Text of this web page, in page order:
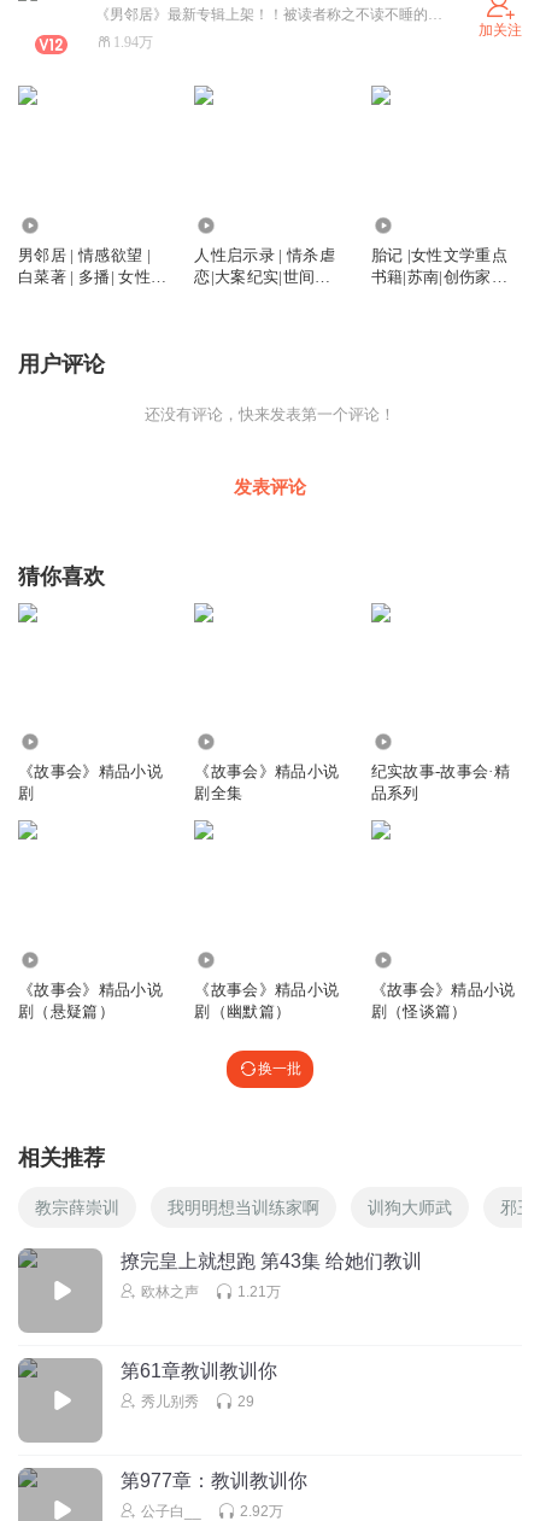
《男邻居》最新专辑上架！！被读者称之不读不睡的小说，推荐收听！！《夫人她来自1938》 欢迎点进主页收听！《故事会》《中国民间故事》，传承民间文化经典，欢迎订阅、送月票哦！
1.94万
加关注
男邻居 | 情感欲望 |
白菜著 | 多播| 女性成
人性启示录 | 情杀虐
恋|大案纪实|世间百
胎记 |女性文学重点
书籍|苏南|创伤家庭|
用户评论
还没有评论，快来发表第一个评论！
发表评论
猜你喜欢
《故事会》精品小说
剧
《故事会》精品小说
剧全集
纪实故事-故事会·精
品系列
《故事会》精品小说
剧（悬疑篇）
《故事会》精品小说
剧（幽默篇）
《故事会》精品小说
剧（怪谈篇）
换一批
相关推荐
教宗薛崇训 我明明想当训练家啊 训狗大师武 邪王
撩完皇上就想跑 第43集 给她们教训
欧林之声 1.21万
第61章教训教训你
秀儿别秀 29
第977章：教训教训你
公子白__ 2.92万